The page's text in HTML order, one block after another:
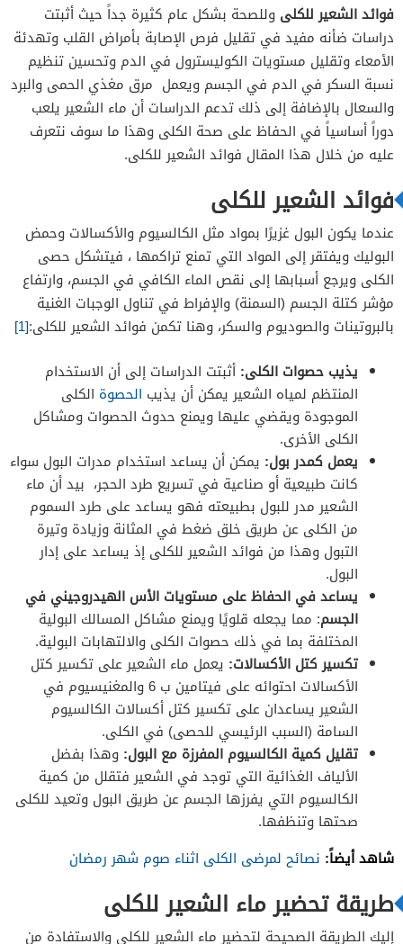
فوائد الشعير للكلى وللصحة بشكل عام كثيرة جداً حيث أثبتت
دراسات ضأنه مفيد في تقليل فرص الإصابة بأمراض القلب وتهدئة
الأمعاء وتقليل مستويات الكوليسترول في الدم وتحسين تنظيم
نسبة السكر في الدم في الجسم ويعمل مرق مغذي الحمى والبرد
والسعال بالإضافة إلى ذلك تدعم الدراسات أن ماء الشعير يلعب
دوراً أساسياً في الحفاظ على صحة الكلى وهذا ما سوف نتعرف
عليه من خلال هذا المقال فوائد الشعير للكلى.
فوائد الشعير للكلى
عندما يكون البول غزيرًا بمواد مثل الكالسيوم والأكسالات وحمض
البوليك ويفتقر إلى المواد التي تمنع تراكمها ، فيتشكل حصى
الكلى ويرجع أسبابها إلى نقص الماء الكافي في الجسم، وارتفاع
مؤشر كتلة الجسم (السمنة) والإفراط في تناول الوجبات الغنية
بالبروتينات والصوديوم والسكر، وهنا تكمن فوائد الشعير للكلى:[1]
يذيب حصوات الكلى: أثبتت الدراسات إلى أن الاستخدام
المنتظم لمياه الشعير يمكن أن يذيب الحصوة الكلى
الموجودة ويقضي عليها ويمنع حدوث الحصوات ومشاكل
الكلى الأخرى.
يعمل كمدر بول: يمكن أن يساعد استخدام مدرات البول سواء
كانت طبيعية أو صناعية في تسريع طرد الحجر، بيد أن ماء
الشعير مدر للبول بطبيعته فهو يساعد على طرد السموم
من الكلى عن طريق خلق ضغط في المثانة وزيادة وتيرة
التبول وهذا من فوائد الشعير للكلى إذ يساعد على إدار
البول.
يساعد في الحفاظ على مستويات الأس الهيدروجيني في
الجسم: مما يجعله قلويًا ويمنع مشاكل المسالك البولية
المختلفة بما في ذلك حصوات الكلى والالتهابات البولية.
تكسير كتل الأكسالات: يعمل ماء الشعير على تكسير كتل
الأكسالات احتوائه على فيتامين ب 6 والمغنيسيوم في
الشعير يساعدان على تكسير كتل أكسالات الكالسيوم
السامة (السبب الرئيسي للحصى) في الكلى.
تقليل كمية الكالسيوم المفرزة مع البول: وهذا بفضل
الألياف الغذائية التي توجد في الشعير فتقلل من كمية
الكالسيوم التي يفرزها الجسم عن طريق البول وتعيد للكلى
صحتها وتنظفها.
شاهد أيضاً: نصائح لمرضى الكلى اثناء صوم شهر رمضان
طريقة تحضير ماء الشعير للكلى
إليك الطريقة الصحيحة لتحضير ماء الشعير للكلى والاستفادة من